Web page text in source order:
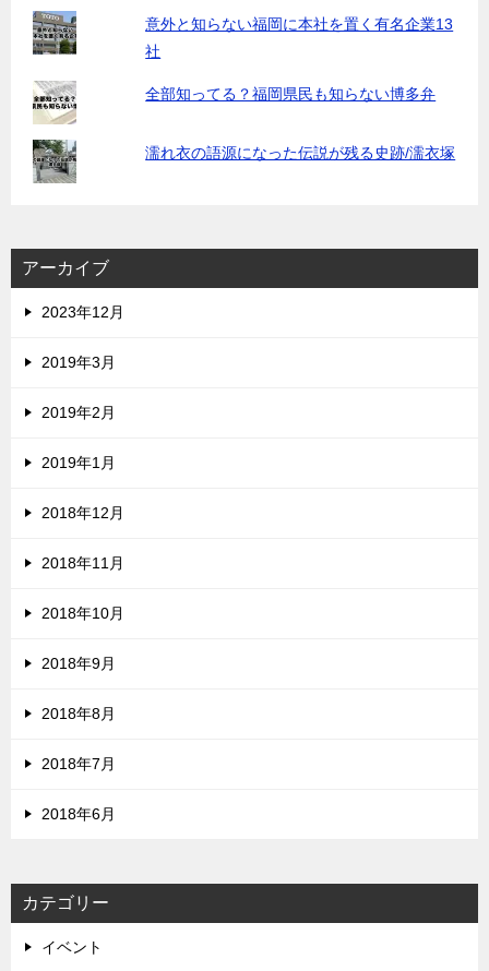
意外と知らない福岡に本社を置く有名企業13
社
全部知ってる？福岡県民も知らない博多弁
濡れ衣の語源になった伝説が残る史跡/濡衣塚
アーカイブ
2023年12月
2019年3月
2019年2月
2019年1月
2018年12月
2018年11月
2018年10月
2018年9月
2018年8月
2018年7月
2018年6月
カテゴリー
イベント